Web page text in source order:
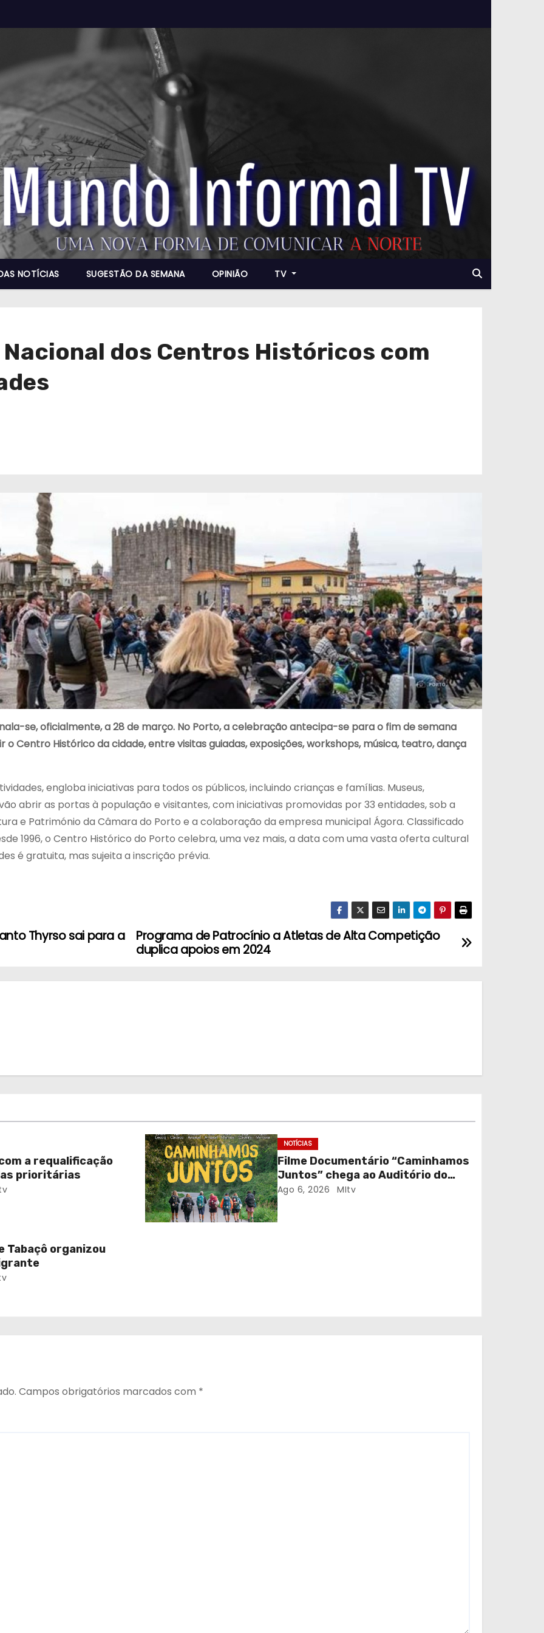
NOTÍCIAS SUGESTÃO DA SEMANA OPINIÃO TV
dos Centros Históricos com
se, oficialmente, a 28 de março. No Porto, a celebração antecipa-se para o fim de semana
o Centro Histórico da cidade, entre visitas guiadas, exposições, workshops, música, teatro, dança
engloba iniciativas para todos os públicos, incluindo crianças e famílias. Museus,
abrir as portas à população e visitantes, com iniciativas promovidas por 33 entidades, sob a
e Património da Câmara do Porto e a colaboração da empresa municipal Ágora. Classificado
1996, o Centro Histórico do Porto celebra, uma vez mais, a data com uma vasta oferta cultural
é gratuita, mas sujeita a inscrição prévia.
Programa de Patrocínio a Atletas de Alta Competição
duplica apoios em 2024
Thyrso sai para a
a requalificação
prioritárias
NOTÍCIAS
Filme Documentário “Caminhamos
Juntos” chega ao Auditório do
C.E.R. Vagos em sessão solidária
Ago 6, 2026 MItv
Tabaçô organizou
Campos obrigatórios marcados com *